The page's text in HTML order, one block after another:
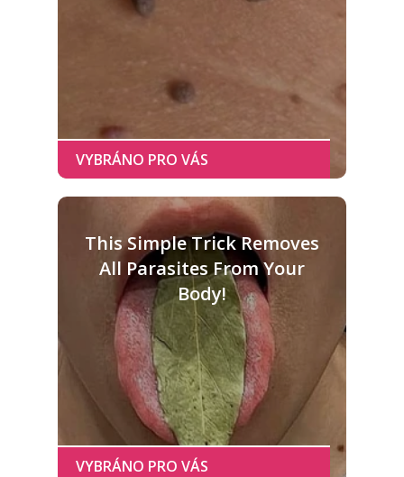
This Simple Trick Removes
All Parasites From Your
Body!